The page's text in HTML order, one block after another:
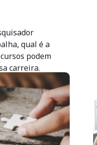
qual é a
podem
carreira.